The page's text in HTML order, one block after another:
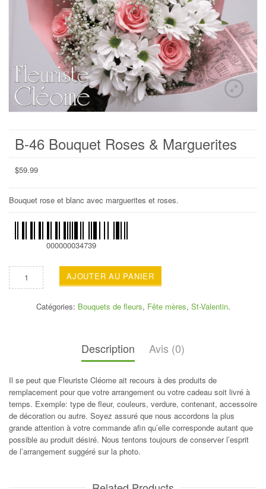
B-46 Bouquet Roses & Marguerites
$59.99
Bouquet rose et blanc avec marguerites et roses.
000000034739
AJOUTER AU PANIER
Catégories: Bouquets de fleurs, Fête mères, St-Valentin.
Description Avis (0)
Il se peut que Fleuriste Cléome ait recours à des produits de
remplacement pour que votre arrangement ou votre cadeau soit livré à
temps. Exemple: type de fleur, couleurs, verdure, contenant, accessoire
de décoration ou autre. Soyez assuré que nous accordons la plus
grande attention à votre commande afin qu’elle corresponde autant que
possible au produit désiré. Nous tentons toujours de conserver l’esprit
de l’arrangement suggéré sur la photo.